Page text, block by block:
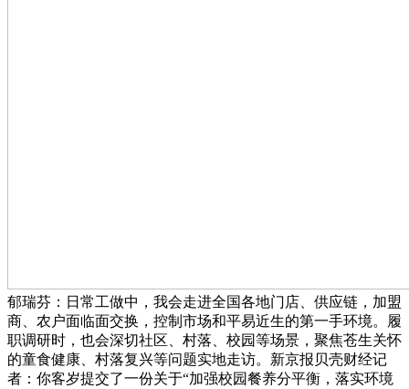
郁瑞芬：日常工做中，我会走进全国各地门店、供应链，加盟
商、农户面临面交换，控制市场和平易近生的第一手环境。履
职调研时，也会深切社区、村落、校园等场景，聚焦苍生关怀
的童食健康、村落复兴等问题实地走访。新京报贝壳财经记
者：你客岁提交了一份关于“加强校园餐养分平衡，落实环境